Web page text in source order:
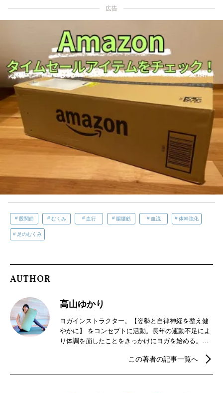
広告
股関節 むくみ 血行 腸腰筋 血流 体幹強化
足のむくみ
AUTHOR
高山ゆかり
ヨガインストラクター。【姿勢と自律神経を整え健
やかに】 をコンセプトに活動。長年の運動不足によ
り体調を崩したことをきっかけにヨガを始める。ヨ
硬かった体がほぐれ、インストラクターの資格取得
この著者の記事一覧へ